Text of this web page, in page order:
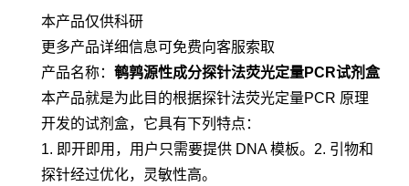
本产品仅供科研
更多产品详细信息可免费向客服索取
产品名称： 鹌鹑源性成分探针法荧光定量PCR试剂盒
本产品就是为此目的根据探针法荧光定量PCR 原理
开发的试剂盒，它具有下列特点：
1. 即开即用，用户只需要提供 DNA 模板。2. 引物和
探针经过优化，灵敏性高。